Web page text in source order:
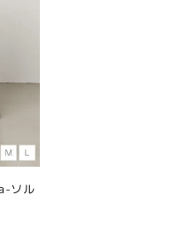
ソル